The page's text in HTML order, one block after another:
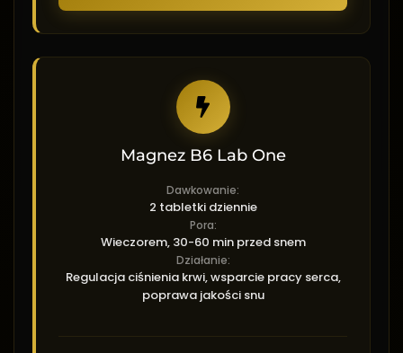
Magnez B6 Lab One
Dawkowanie:
2 tabletki dziennie
Pora:
Wieczorem, 30-60 min przed snem
Działanie:
Regulacja ciśnienia krwi, wsparcie pracy serca,
poprawa jakości snu